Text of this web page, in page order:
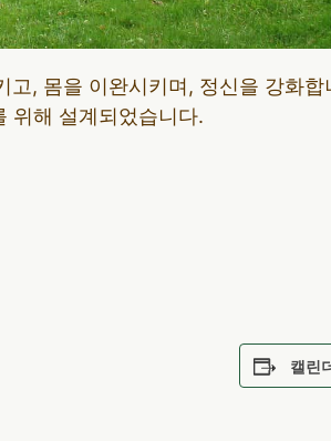
, 몸을 이완시키며, 정신을 강화합
위해 설계되었습니다.
캘린